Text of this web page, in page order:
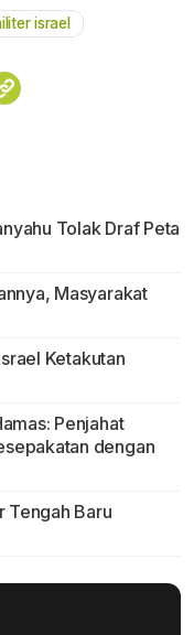
israel
Tolak Draf Peta
Masyarakat
Ketakutan
Penjahat
dengan
Tengah Baru